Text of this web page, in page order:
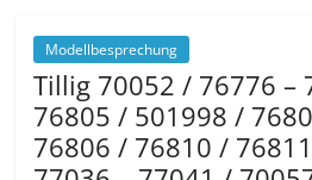
Modellbesprechung
Tillig 70052 / 76776 –
76805 / 501998 /
76806 / 76810 /